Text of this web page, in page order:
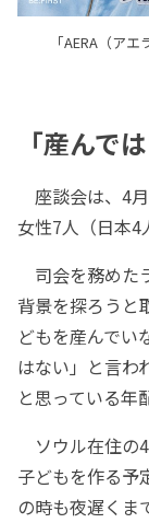
「AERA（ア
「産んで
座談会は、4
女性7人（日本4
司会を務めた
背景を探ろうと
どもを産んでい
はない」と言わ
と思っている年
ソウル在住の
子どもを作る予
の時も夜遅くま